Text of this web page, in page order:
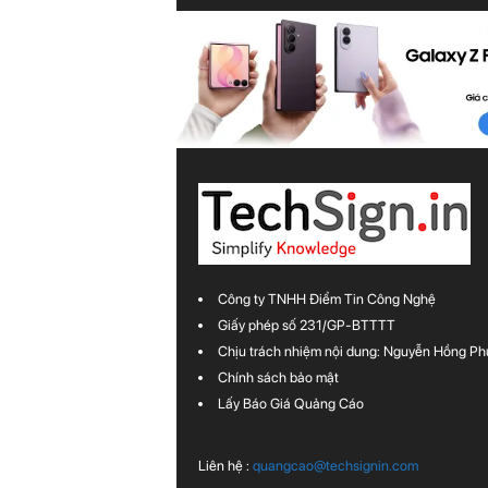
Công ty TNHH Điểm Tin Công Nghệ
Giấy phép số 231/GP-BTTTT
Chịu trách nhiệm nội dung: Nguyễn Hồng
Chính sách bảo mật
Lấy Báo Giá Quảng Cáo
Liên hệ : quangcao@techsignin.com